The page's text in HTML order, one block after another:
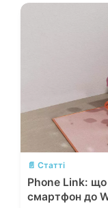
📄 Статті
Phone Link: що
смартфон до